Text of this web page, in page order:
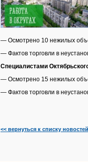
— Осмотрено 10 нежилых
— Фактов торговли в
Специалистами
— Осмотрено 15 нежилых
— Фактов торговли в
<< вернуться к списку новостей